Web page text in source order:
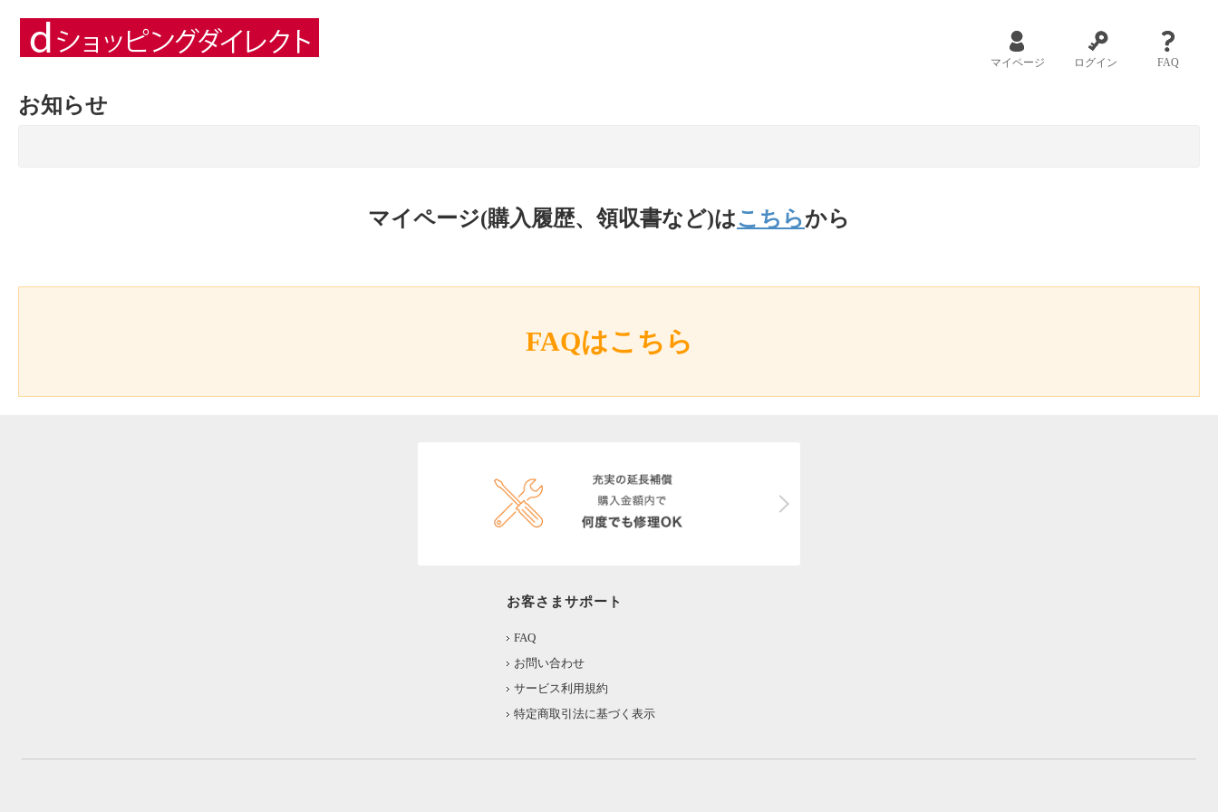
マイページ ログイン FAQ
お知らせ
マイページ(購入履歴、領収書など)はこちらから
FAQはこちら
お客さまサポート
FAQ
お問い合わせ
サービス利用規約
特定商取引法に基づく表示